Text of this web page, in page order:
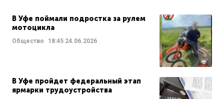
В Уфе поймали подростка за рулем
мотоцикла
Общество 18:45 24.06.2026
В Уфе пройдет федеральный этап
ярмарки трудоустройства